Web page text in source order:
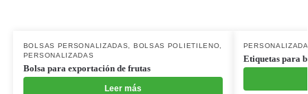
BOLSAS PERSONALIZADAS BOLSAS POLIETILENO
PERSONALIZADAS
Bolsa para exportación de frutas
Leer más
Etiquetas para